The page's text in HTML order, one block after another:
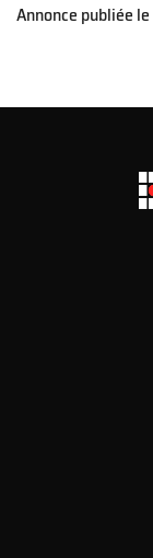
Annonce publiée le